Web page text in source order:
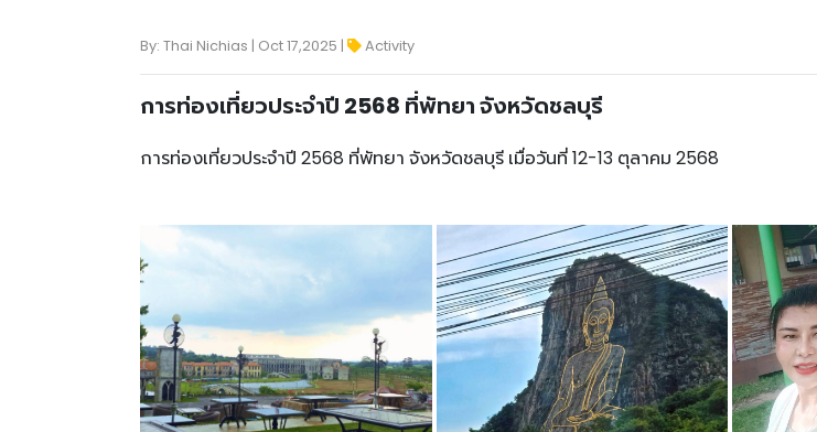
By: Thai Nichias | Oct 17,2025 | Activity
การท่องเที่ยวประจำปี 2568 ที่พัทยา จังหวัดชลบุรี
การท่องเที่ยวประจำปี 2568 ที่พัทยา จังหวัดชลบุรี เมื่อวันที่12-13 ตุลาคม 2568